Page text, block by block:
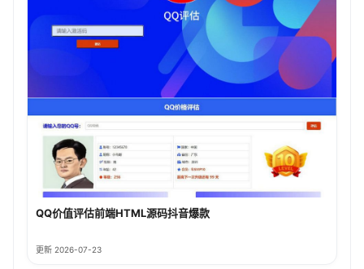
QQ价值评估前端HTML源码抖音爆款
更新 2026-07-23